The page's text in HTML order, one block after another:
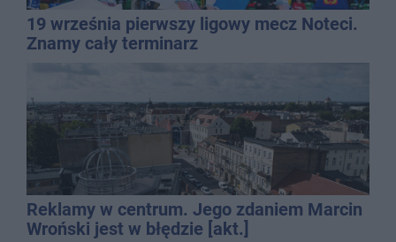
19 września pierwszy ligowy mecz Noteci.
Znamy cały terminarz
Reklamy w centrum. Jego zdaniem Marcin
Wroński jest w błędzie [akt.]